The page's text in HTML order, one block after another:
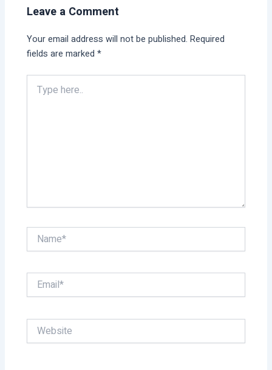
Leave a Comment
Your email address will not be published. Required
fields are marked*
here..
Name*
Email*
Website